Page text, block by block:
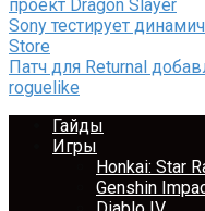
проект Dragon Slayer
Sony тестирует
Store
Патч для Returnal
roguelike
Гайды
Игры
Honkai: Star
Genshin